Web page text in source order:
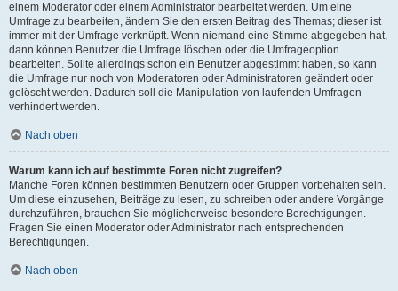
einem Moderator oder einem Administrator bearbeitet werden. Um eine
Umfrage zu bearbeiten, ändern Sie den ersten Beitrag des Themas; dieser ist
immer mit der Umfrage verknüpft. Wenn niemand eine Stimme abgegeben hat,
dann können Benutzer die Umfrage löschen oder die Umfrageoption
bearbeiten. Sollte allerdings schon ein Benutzer abgestimmt haben, so kann
die Umfrage nur noch von Moderatoren oder Administratoren geändert oder
gelöscht werden. Dadurch soll die Manipulation von laufenden Umfragen
verhindert werden.
Nach oben
Warum kann ich auf bestimmte Foren nicht zugreifen?
Manche Foren können bestimmten Benutzern oder Gruppen vorbehalten sein.
Um diese einzusehen, Beiträge zu lesen, zu schreiben oder andere Vorgänge
durchzuführen, brauchen Sie möglicherweise besondere Berechtigungen.
Fragen Sie einen Moderator oder Administrator nach entsprechenden
Berechtigungen.
Nach oben